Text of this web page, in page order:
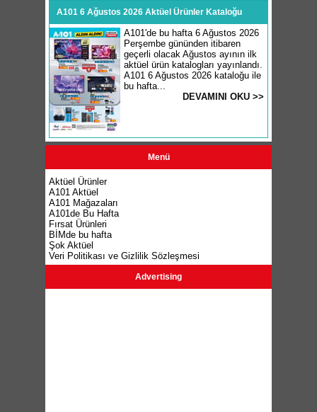
A101 6 Ağustos 2026 Aktüel Ürünler Kataloğu
A101'de bu hafta 6 Ağustos 2026
Perşembe gününden itibaren
geçerli olacak Ağustos ayının ilk
aktüel ürün katalogları yayınlandı.
A101 6 Ağustos 2026 kataloğu ile
bu hafta...
DEVAMINI OKU >>
Menü
Aktüel Ürünler
A101 Aktüel
A101 Mağazaları
A101de Bu Hafta
Fırsat Ürünleri
BİMde bu hafta
Şok Aktüel
Veri Politikası ve Gizlilik Sözleşmesi
Advertising